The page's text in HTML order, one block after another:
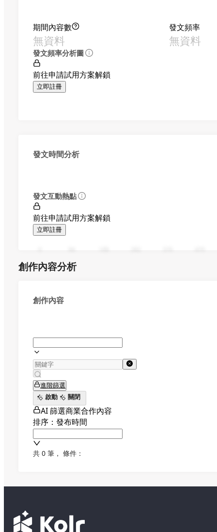
期間內容數
無資料
發文頻率
無資料
發文頻率分析圖
前往申請試用方案解鎖
立即註冊
發文時間分析
發文互動熱點
前往申請試用方案解鎖
立即註冊
創作內容分析
創作內容
進階篩選
啟動
關閉
AI 篩選商業合作內容
排序：發布時間
共 0 筆 ， 條件：